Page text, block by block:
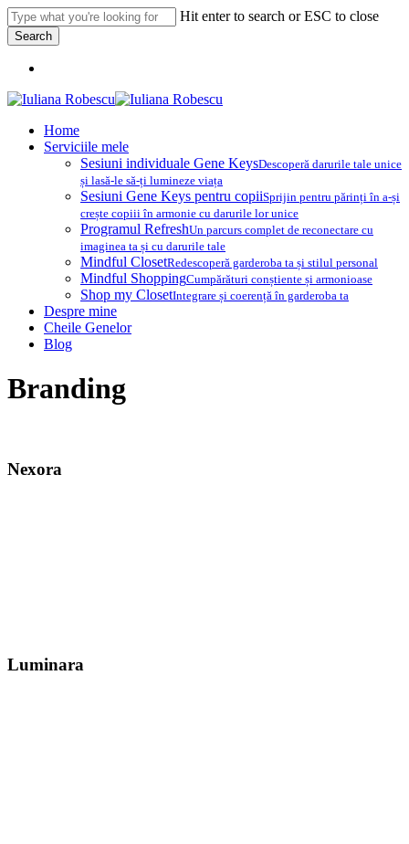
Skip
to
main
content
Hit enter to search or ESC to close
Search
Search
Menu
Home
Serviciile mele
Sesiuni individuale Gene KeysDescoperă darurile tale unice
și lasă-le să-ți lumineze viața
Sesiuni Gene Keys pentru copiiSprijin pentru părinți în a-și
crește copiii în armonie cu darurile lor unice
Programul RefreshUn parcurs complet de reconectare cu
imaginea ta și cu darurile tale
Mindful ClosetRedescoperă garderoba ta și stilul personal
Mindful ShoppingCumpărături conștiente și armonioase
Shop my ClosetIntegrare și coerență în garderoba ta
Despre mine
Cheile Genelor
Blog
Branding
Nexora
Luminara